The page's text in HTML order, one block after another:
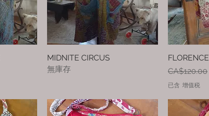
快速瀏覽
MIDNITE CIRCUS
無庫存
FLORENCE
一般價格
CA$120.00
已含 增值税